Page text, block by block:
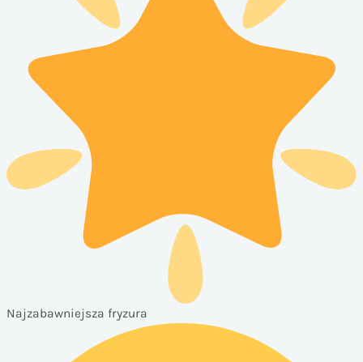
Najzabawniejsza fryzura